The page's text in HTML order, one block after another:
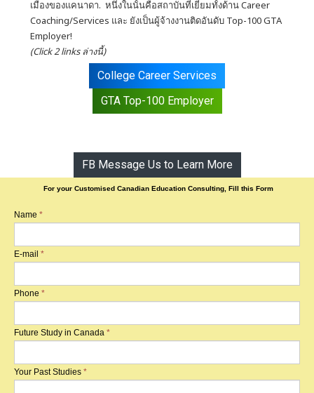
เมืองของแคนาดา. หนึ่งในนั้นคือสถาบันที่เยี่ยมทั้งด้าน Career
Coaching/Services และ ยังเป็นผู้จ้างงานติดอันดับ Top-100 GTA
Employer!
(Click 2 links ล่างนี้)
College Career Services
GTA Top-100 Employer
FB Message Us to Learn More
For your Customised Canadian Education Consulting, Fill this Form
Name *
E-mail *
Phone *
Future Study in Canada *
Your Past Studies *